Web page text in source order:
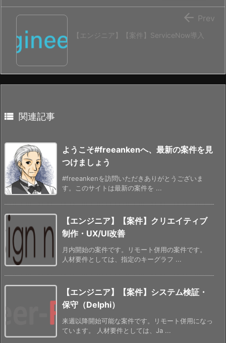
【エンジニア】【案件】ServiceNow導入
 Prev
 関連記事
ようこそ#freeankenへ、最新の案件を見
つけましょう
#freeankenを訪問いただきありがとうございま
す。このサイトは最新の案件を ...
【エンジニア】【案件】クリエイティブ
制作・UX/UI改善
月内開始の案件です。リモート併用の案件です。
人材要件としては、指定のキーグラフ ...
【エンジニア】【案件】システム検証・
保守（Delphi）
来週以降開始可能な案件です。リモート併用になっ
ています。 人材要件としては、Ja ...